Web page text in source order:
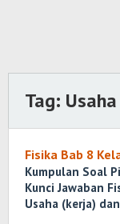
Tag:
Fisika Bab 8
Kumpulan Soal
Kunci Jawaban
Usaha (kerja)